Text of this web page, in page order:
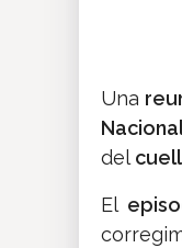
Una
del
El